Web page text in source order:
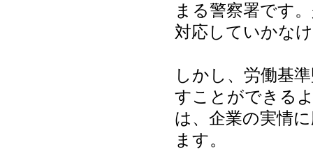
まる警察署です
対応していかな
しかし、労働基
すことができる
は、企業の実情
ます。